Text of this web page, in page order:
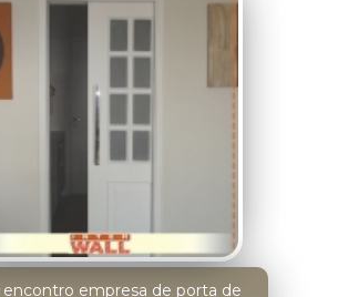
encontro empresa de porta de